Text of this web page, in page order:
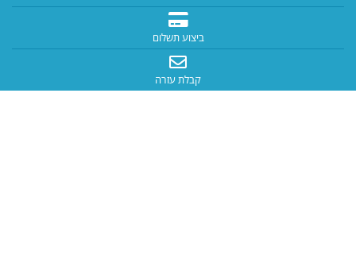
ביצוע תשלום
קבלת עזרה